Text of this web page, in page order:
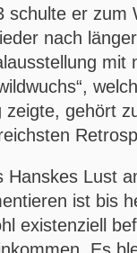
schulte er zum
nach
mit
zeigte, gehört
Hanskes Lust
ist bis
existenziell